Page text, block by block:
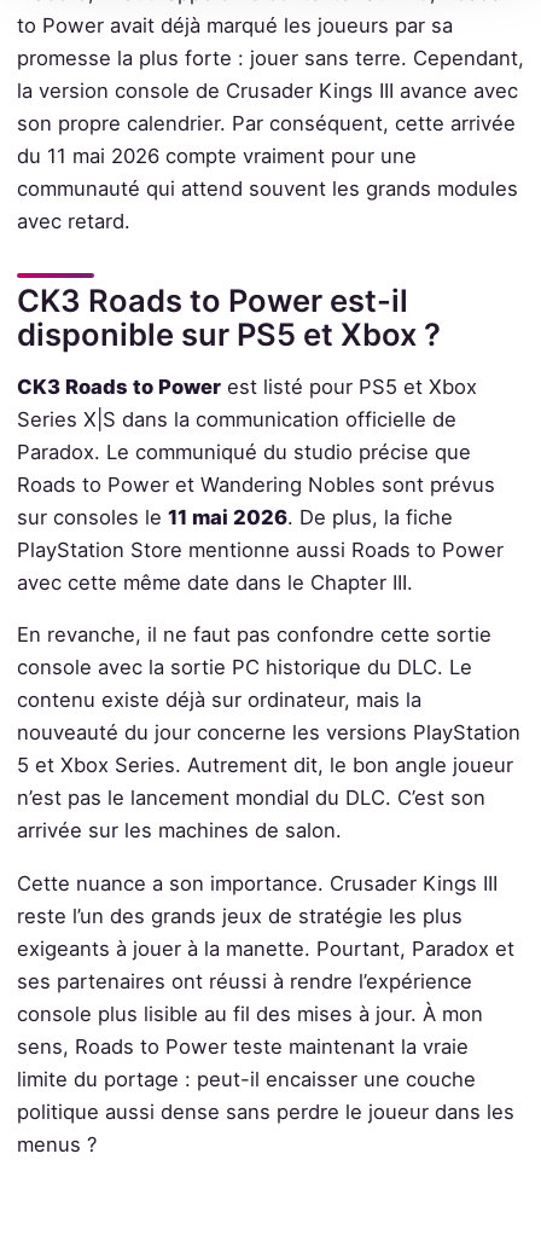
to Power avait déjà marqué les joueurs par sa
promesse la plus forte : jouer sans terre. Cependant,
la version console de Crusader Kings III avance avec
son propre calendrier. Par conséquent, cette arrivée
du 11 mai 2026 compte vraiment pour une
communauté qui attend souvent les grands modules
avec retard.
CK3 Roads to Power est-il
disponible sur PS5 et Xbox ?
CK3 Roads to Powerest listé pour PS5 et Xbox
Series X|S dans la communication officielle de
Paradox. Le communiqué du studio précise que
Roads to Power et Wandering Nobles sont prévus
sur consoles le 11 mai 2026. De plus, la fiche
PlayStation Store mentionne aussi Roads to Power
avec cette même date dans le Chapter III.
En revanche, il ne faut pas confondre cette sortie
console avec la sortie PC historique du DLC. Le
contenu existe déjà sur ordinateur, mais la
nouveauté du jour concerne les versions PlayStation
5 et Xbox Series. Autrement dit, le bon angle joueur
n’est pas le lancement mondial du DLC. C’est son
arrivée sur les machines de salon.
Cette nuance a son importance. Crusader Kings III
reste l’un des grands jeux de stratégie les plus
exigeants à jouer à la manette. Pourtant, Paradox et
ses partenaires ont réussi à rendre l’expérience
console plus lisible au fil des mises à jour. À mon
sens, Roads to Power teste maintenant la vraie
limite du portage : peut-il encaisser une couche
politique aussi dense sans perdre le joueur dans les
menus ?